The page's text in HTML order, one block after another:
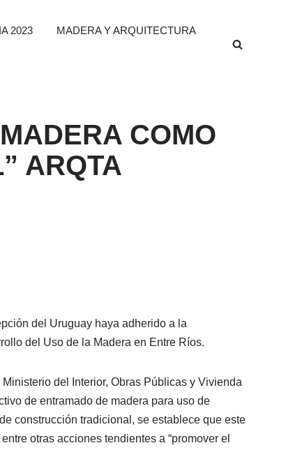
2023 MADERA Y ARQUITECTURA
COMO
ARQTA
del Uruguay haya adherido a la
del Uso de la Madera en Entre Ríos.
del Interior, Obras Públicas y Vivienda
de entramado de madera para uso de
construcción tradicional, se establece que este
otras acciones tendientes a “promover el